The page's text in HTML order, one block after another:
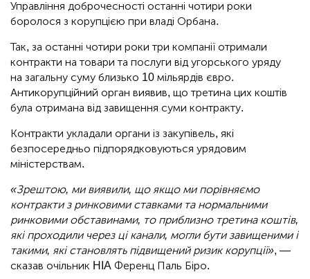
Управління доброчесності останні чотири роки
боролося з корупцією при владі Орбана.
Так, за останні чотири роки три компанії отримали
контракти на товари та послуги від угорського уряду
на загальну суму близько 10 мільярдів євро.
Антикорупційний орган виявив, що третина цих коштів
була отримана від завищення суми контракту.
Контракти укладали органи із закупівель, які
безпосередньо підпорядковуються урядовим
міністерствам.
«Зрештою, ми виявили, що якщо ми порівняємо
контракти з ринковими ставками та нормальними
ринковими обставинами, то приблизно третина коштів,
які проходили через ці канали, могли бути завищеними і
такими, які становлять підвищений ризик корупції», —
сказав очільник HIA Ференц Паль Біро.